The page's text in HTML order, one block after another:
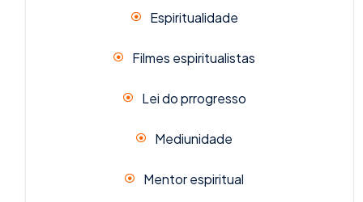
Espiritualidade
Filmes espiritualistas
Lei do prrogresso
Mediunidade
Mentor espiritual